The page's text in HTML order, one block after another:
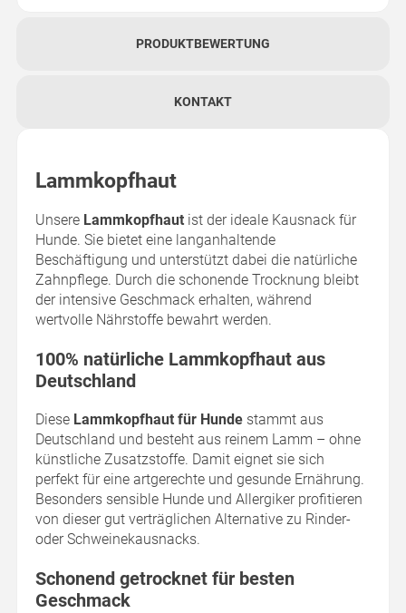
PRODUKTBEWERTUNG
KONTAKT
Lammkopfhaut
Unsere Lammkopfhaut ist der ideale Kausnack für
Hunde. Sie bietet eine langanhaltende
Beschäftigung und unterstützt dabei die natürliche
Zahnpflege. Durch die schonende Trocknung bleibt
der intensive Geschmack erhalten, während
wertvolle Nährstoffe bewahrt werden.
100% natürliche Lammkopfhaut aus
Deutschland
Diese Lammkopfhaut für Hunde stammt aus
Deutschland und besteht aus reinem Lamm – ohne
künstliche Zusatzstoffe. Damit eignet sie sich
perfekt für eine artgerechte und gesunde Ernährung.
Besonders sensible Hunde und Allergiker profitieren
von dieser gut verträglichen Alternative zu Rinder-
oder Schweinekausnacks.
Schonend getrocknet für besten
Geschmack